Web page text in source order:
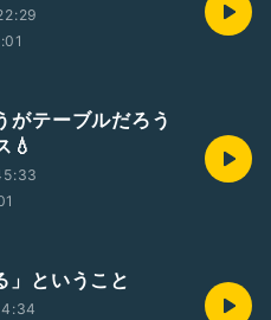
テーブルだろう
💧
ということ